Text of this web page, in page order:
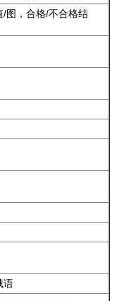
图，合格/不合格结
语